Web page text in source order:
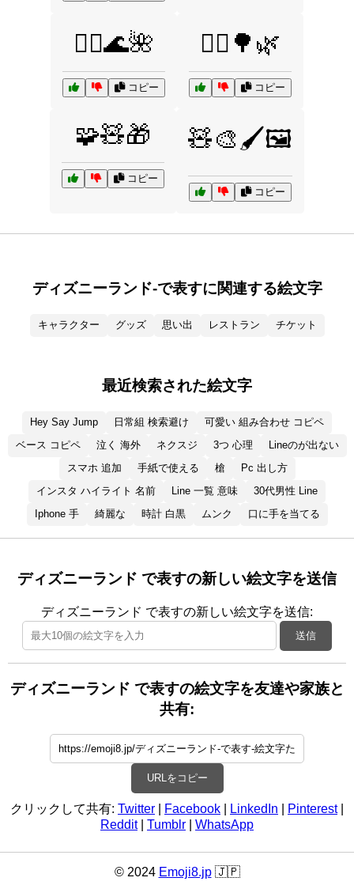
🧘‍♀️🌊🌺
コピー
🧝‍♂️🌳🌿
コピー
🧩🧸🎁
コピー
🧸🎨🖌️🖼️
コピー
ディズニーランド-で表すに関連する絵文字
キャラクター グッズ 思い出 レストラン チケット
最近検索された絵文字
Hey Say Jump 日常組 検索避け
可愛い 組み合わせ コピペ
ベース コピペ
泣く 海外 ネクスジ 3つ 心理
Lineのが出ない
スマホ 追加
手紙で使える 槍
Pc 出し方
インスタ ハイライト 名前
Line 一覧 意味
30代男性 Line
Iphone 手
綺麗な 時計 白黒 ムンク 口に手を当てる
ディズニーランド で表すの新しい絵文字を送信
ディズニーランド で表すの新しい絵文字を送信:
送信
ディズニーランド で表すの絵文字を友達や家族と
共有:
URLをコピー
クリックして共有: Twitter Facebook LinkedIn Pinterest|
Reddit| Tumblr WhatsApp
© 2024 Emoji8.jp🇯🇵